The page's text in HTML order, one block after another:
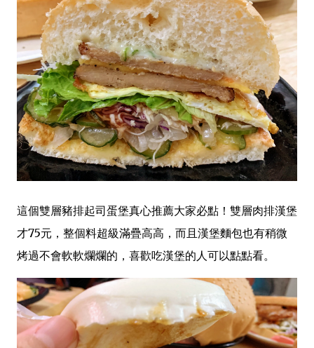
這個雙層豬排起司蛋堡真心推薦大家必點！雙層肉排漢堡
才75元，整個料超級滿疊高高，而且漢堡麵包也有稍微
烤過不會軟軟爛爛的，喜歡吃漢堡的人可以點點看。